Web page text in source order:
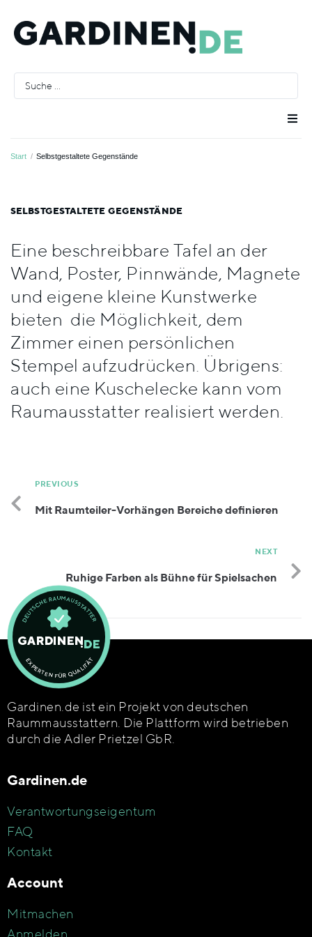
Raumausstatter
Stoffe
Farben
Stile
Start / Selbstgestaltete Gegenstände
SELBSTGESTALTETE GEGENSTÄNDE
Eine beschreibbare Tafel an der
Wand, Poster, Pinnwände, Magnete
und eigene kleine Kunstwerke
bieten die Möglichkeit, dem
Zimmer einen persönlichen
Stempel aufzudrücken. Übrigens:
auch eine Kuschelecke kann vom
Raumausstatter realisiert werden.
PREVIOUS
Mit Raumteiler-Vorhängen Bereiche definieren
NEXT
Ruhige Farben als Bühne für Spielsachen
Gardinen.de ist ein Projekt von deutschen
Raummausstattern. Die Plattform wird betrieben
durch die Adler Prietzel GbR.
Gardinen.de
Verantwortungseigentum
FAQ
Kontakt
Account
Mitmachen
Anmelden